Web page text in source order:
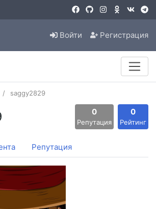
Войти Регистрация
saggy2829
0
Репутация
0
Рейтинг
Репутация